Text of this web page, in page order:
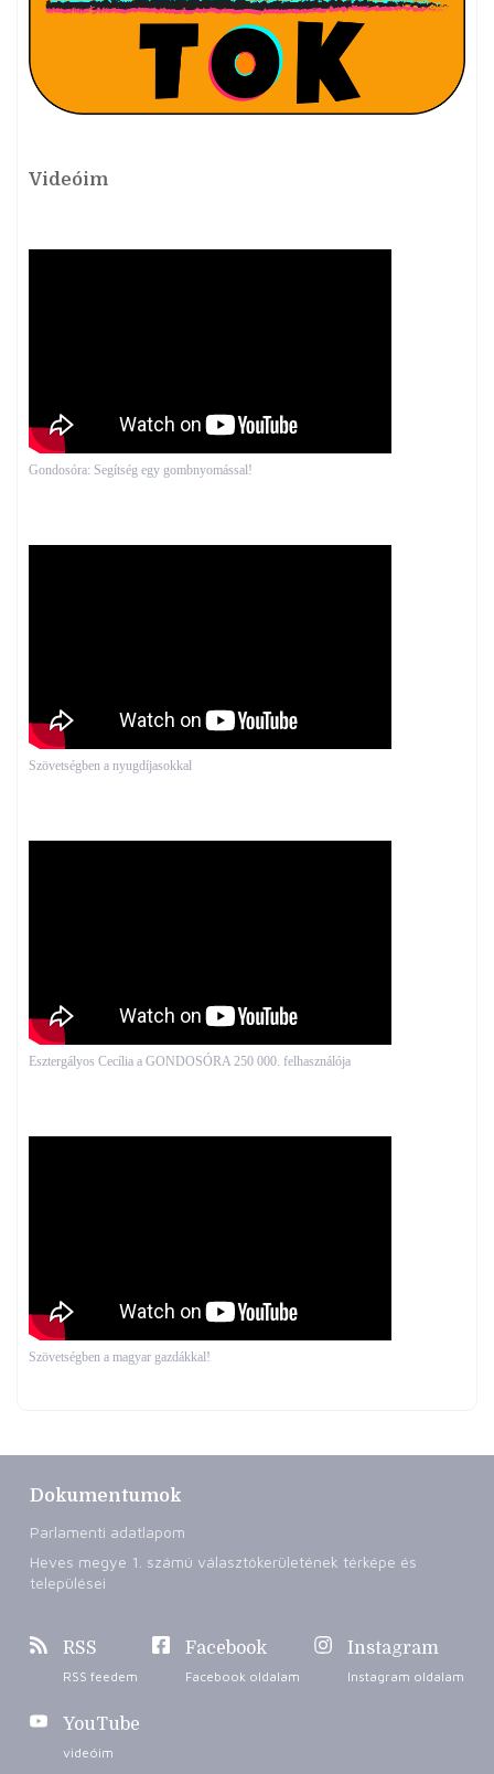
Videóim
Gondosóra: Segítség egy gombnyomással!
Szövetségben a nyugdíjasokkal
Esztergályos Cecília a GONDOSÓRA 250 000. felhasználója
Szövetségben a magyar gazdákkal!
Dokumentumok
Parlamenti adatlapom
Heves megye 1. számú választókerületének térképe és
települései
RSS
RSS feedem
Facebook
Facebook oldalam
Instagram
Instagram oldalam
YouTube
videóim